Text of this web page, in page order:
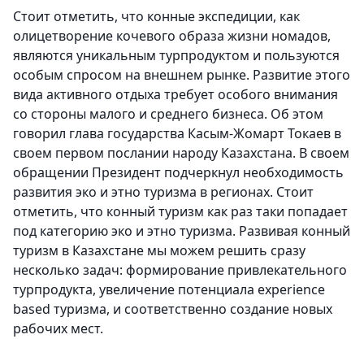
Стоит отметить, что конные экспедиции, как
олицетворение кочевого образа жизни номадов,
являются уникальным турпродуктом и пользуются
особым спросом на внешнем рынке. Развитие этого
вида активного отдыха требует особого внимания
со стороны малого и среднего бизнеса. Об этом
говорил глава государства Касым-Жомарт Токаев в
своем первом послании народу Казахстана. В своем
обращении Президент подчеркнул необходимость
развития эко и этно туризма в регионах. Стоит
отметить, что конный туризм как раз таки попадает
под категорию эко и этно туризма. Развивая конный
туризм в Казахстане мы можем решить сразу
несколько задач: формирование привлекательного
турпродукта, увеличение потенциала experience
based туризма, и соответственно создание новых
рабочих мест.